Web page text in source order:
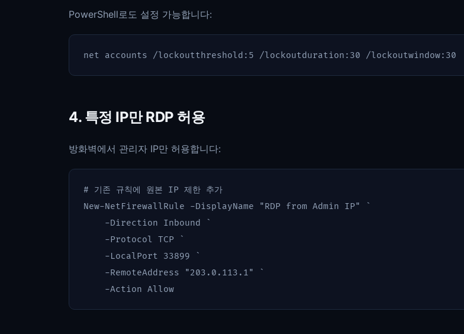
PowerShell로도 설정 가능합니다:
net accounts /lockoutthreshold:5 /lockoutduration:30 /lockoutwindow:30
4. 특정 IP만 RDP 허용
방화벽에서 관리자 IP만 허용합니다:
# 기존 규칙에 원본 IP 제한 추가
New-NetFirewallRule
-DisplayName "RDP from Admin IP"
-Direction
Inbound
-Protocol TCP
-LocalPort
33899
-RemoteAddress
"203.0.113.1"
-Action Allow